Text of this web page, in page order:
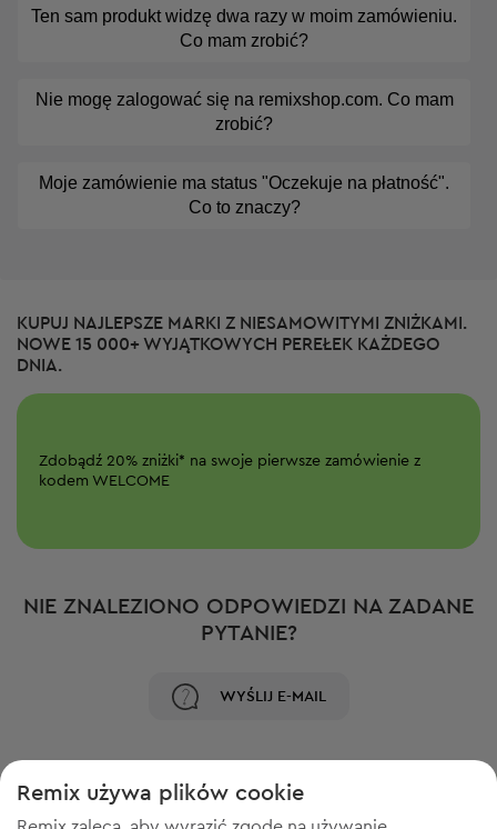
Ten sam produkt widzę dwa razy w moim zamówieniu.
Co mam zrobić?
Nie mogę zalogować się na remixshop.com. Co mam
zrobić?
Moje zamówienie ma status "Oczekuje na płatność".
Co to znaczy?
KUPUJ NAJLEPSZE MARKI Z NIESAMOWITYMI ZNIŻKAMI.
NOWE 15 000+ WYJĄTKOWYCH PEREŁEK KAŻDEGO
DNIA.
Zdobądź 20% zniżki* na swoje pierwsze zamówienie z
kodem WELCOME
NIE ZNALEZIONO ODPOWIEDZI NA ZADANE
PYTANIE?
WYŚLIJ E-MAIL
Remix używa plików cookie